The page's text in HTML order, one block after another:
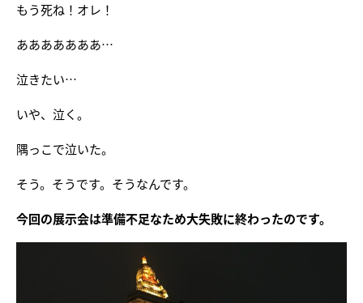
もう死ね！オレ！
あああああああ…
泣きたい…
いや、泣く。
隅っこで泣いた。
そう。そうです。そうなんです。
今回の展示会は準備不足なため大失敗に終わったのです。